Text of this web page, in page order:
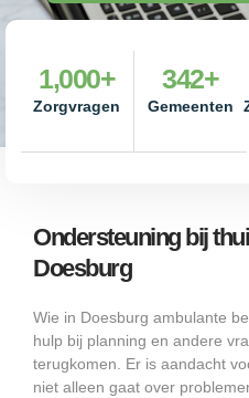
Zorgvragen
1,000+
Gemeenten
342+
Ondersteuning bij
Doesburg
Wie in Doesburg ambulante
hulp bij planning en andere
terugkomen. Er is aandacht
niet alleen gaat over